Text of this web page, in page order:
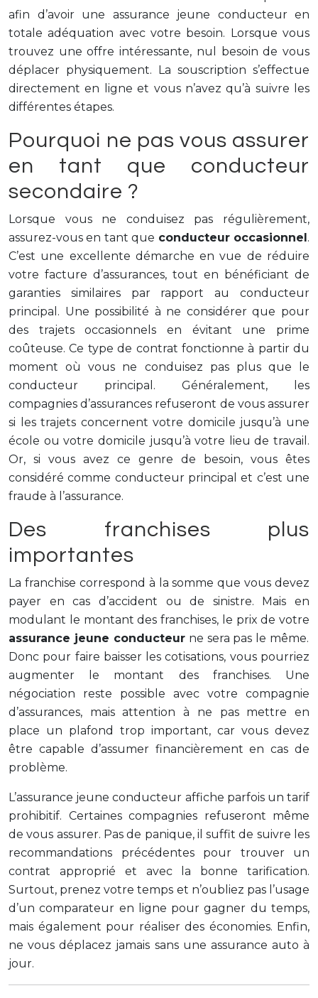
afin d’avoir une assurance jeune conducteur en
totale adéquation avec votre besoin. Lorsque vous
trouvez une offre intéressante, nul besoin de vous
déplacer physiquement. La souscription s’effectue
directement en ligne et vous n’avez qu’à suivre les
différentes étapes.
Pourquoi ne pas vous assurer
en tant que conducteur
secondaire ?
Lorsque vous ne conduisez pas régulièrement,
assurez-vous en tant que conducteur occasionnel.
C’est une excellente démarche en vue de réduire
votre facture d’assurances, tout en bénéficiant de
garanties similaires par rapport au conducteur
principal. Une possibilité à ne considérer que pour
des trajets occasionnels en évitant une prime
coûteuse. Ce type de contrat fonctionne à partir du
moment où vous ne conduisez pas plus que le
conducteur principal. Généralement, les
compagnies d’assurances refuseront de vous assurer
si les trajets concernent votre domicile jusqu’à une
école ou votre domicile jusqu’à votre lieu de travail.
Or, si vous avez ce genre de besoin, vous êtes
considéré comme conducteur principal et c’est une
fraude à l’assurance.
Des franchises plus
importantes
La franchise correspond à la somme que vous devez
payer en cas d’accident ou de sinistre. Mais en
modulant le montant des franchises, le prix de votre
assurance jeune conducteurne sera pas le même.
Donc pour faire baisser les cotisations, vous pourriez
augmenter le montant des franchises. Une
négociation reste possible avec votre compagnie
d’assurances, mais attention à ne pas mettre en
place un plafond trop important, car vous devez
être capable d’assumer financièrement en cas de
problème.
L’assurance jeune conducteur affiche parfois un tarif
prohibitif. Certaines compagnies refuseront même
de vous assurer. Pas de panique, il suffit de suivre les
recommandations précédentes pour trouver un
contrat approprié et avec la bonne tarification.
Surtout, prenez votre temps et n’oubliez pas l’usage
d’un comparateur en ligne pour gagner du temps,
mais également pour réaliser des économies. Enfin,
ne vous déplacez jamais sans une assurance auto à
jour.